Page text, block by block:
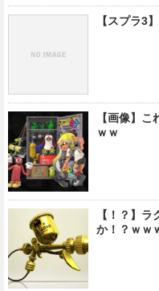
【スプラ3
【画像】
ｗｗ
【！？】
か！？ｗｗ